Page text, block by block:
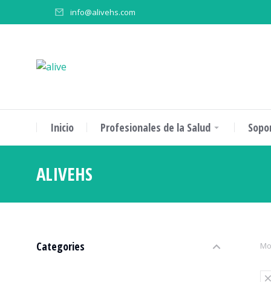
info@alivehs.com
Inicio Profesionales de la Salud
ALIVEHS
Categories